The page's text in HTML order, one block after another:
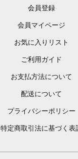
会員登録
会員マイページ
お気に入りリスト
ご利用ガイド
お支払方法について
配送について
プライバシーポリシー
特定商取引法に基づく表